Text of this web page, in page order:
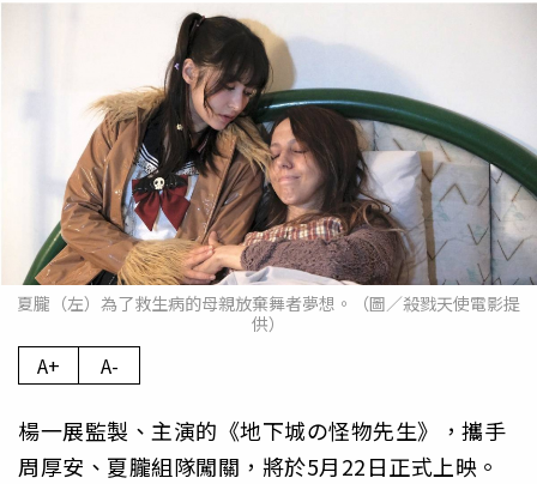
夏朧（左）為了救生病的母親放棄舞者夢想。（圖／殺戮天使電影提
供）
A+ A-
楊一展監製、主演的《地下城の怪物先生》，攜手
周厚安、夏朧組隊闖關，將於5月22日正式上映。